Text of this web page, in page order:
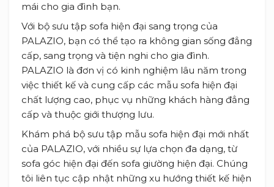
mái cho gia đình bạn.
Với bộ sưu tập sofa hiện đại sang trọng của
PALAZIO, bạn có thể tạo ra không gian sống đẳng
cấp, sang trọng và tiện nghi cho gia đình.
PALAZIO là đơn vị có kinh nghiệm lâu năm trong
việc thiết kế và cung cấp các mẫu sofa hiện đại
chất lượng cao, phục vụ những khách hàng đẳng
cấp và thuộc giới thượng lưu.
Khám phá bộ sưu tập mẫu sofa hiện đại mới nhất
của PALAZIO, với nhiều sự lựa chọn đa dạng, từ
sofa góc hiện đại đến sofa giường hiện đại. Chúng
tôi liên tục cập nhật những xu hướng thiết kế hiện